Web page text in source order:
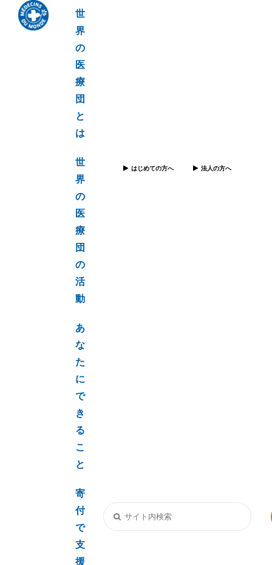
世
界
の
医
療
団
と
は
世
界
の
医
療
団
の
活
動
あ
な
た
に
で
き
る
こ
と
寄
付
で
支
援
はじめての方へ 法人の方へ